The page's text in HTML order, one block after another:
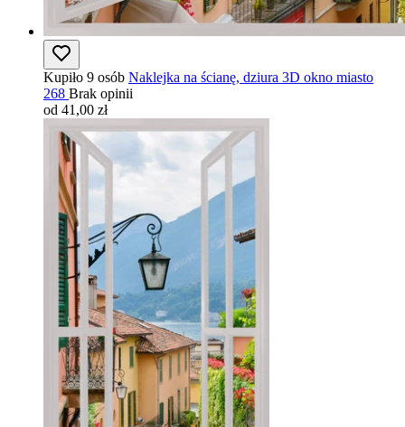
Kupiło 9 osób Naklejka na ścianę, dziura 3D okno miasto
268 Brak opinii
od 41,00 zł